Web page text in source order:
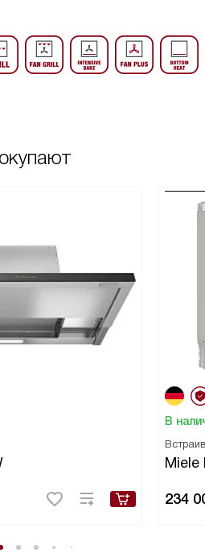
В
Miele
234